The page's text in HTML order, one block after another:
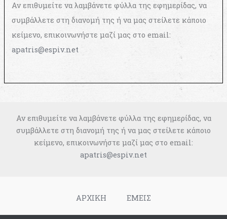
Αν επιθυμείτε να λαμβάνετε φύλλα της εφημερίδας, να
συμβάλλετε στη διανομή της ή να μας στείλετε κάποιο
κείμενο, επικοινωνήστε μαζί μας στο email:
apatris@espiv.net
Αν επιθυμείτε να λαμβάνετε φύλλα της εφημερίδας, να
συμβάλλετε στη διανομή της ή να μας στείλετε κάποιο
κείμενο, επικοινωνήστε μαζί μας στο email:
apatris@espiv.net
ΑΡΧΙΚΗ ΕΜΕΙΣ